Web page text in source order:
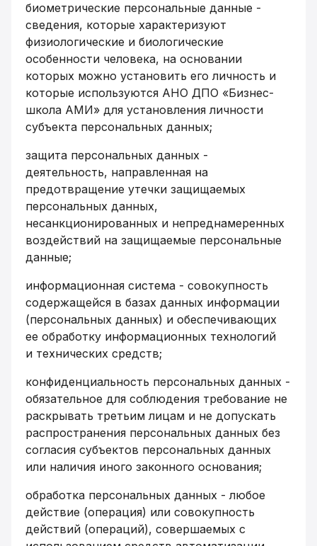
биометрические персональные данные -
сведения, которые характеризуют
физиологические и биологические
особенности человека, на основании
которых можно установить его личность и
которые используются АНО ДПО «Бизнес-
школа АМИ» для установления личности
субъекта персональных данных;
защита персональных данных -
деятельность, направленная на
предотвращение утечки защищаемых
персональных данных,
несанкционированных и непреднамеренных
воздействий на защищаемые персональные
данные;
информационная система - совокупность
содержащейся в базах данных информации
(персональных данных) и обеспечивающих
ее обработку информационных технологий
и технических средств;
конфиденциальность персональных данных -
обязательное для соблюдения требование не
раскрывать третьим лицам и не допускать
распространения персональных данных без
согласия субъектов персональных данных
или наличия иного законного основания;
обработка персональных данных - любое
действие (операция) или совокупность
действий (операций), совершаемых с